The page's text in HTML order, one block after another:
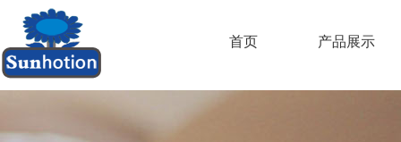
首页 产品展示